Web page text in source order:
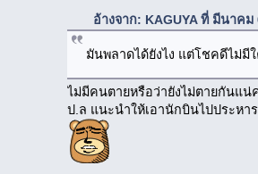
อ้างจาก: KAGUYA ที่ มีนาคม
มันพลาดได้ยังไง แต่โชคดีไม่มี
ไม่มีคนตายหรือว่ายังไม่ตายกันแน่
ป.ล แนะนำให้เอานักบินไปประหา